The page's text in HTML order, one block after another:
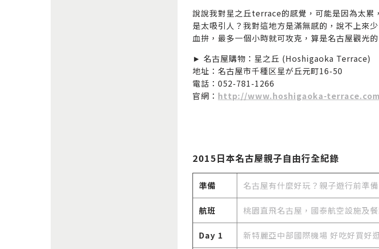
說說我對星之丘terrace的感覺，可能是因為太累
是太吸引人？我對這地方是滿無感的，說不上來
血拚，最多一個小時就可攻克，算是名古屋觀光
► 名古屋購物：星之丘 (Hoshigaoka Terrace)
地址：名古屋市千種区星が丘元町16-50
電話：052-781-1266
官網： http://www.hoshigaoka-terrace.com
2015日本名古屋親子自由行全紀錄
準備 名古屋有什麼好玩？親子遊行前準備
航班 桃園直飛名古屋，國泰航空設施及
Day 1 新特麗亞中部國際機場 好吃好買好